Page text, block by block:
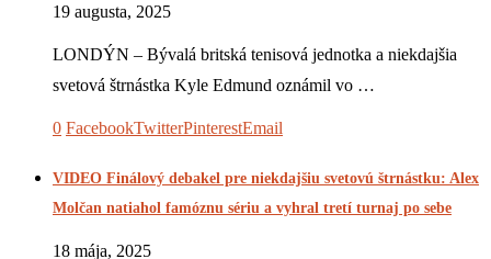
19 augusta, 2025
LONDÝN – Bývalá britská tenisová jednotka a niekdajšia
svetová štrnástka Kyle Edmund oznámil vo …
0 FacebookTwitterPinterestEmail
VIDEO Finálový debakel pre niekdajšiu svetovú štrnástku: Alex
Molčan natiahol famóznu sériu a vyhral tretí turnaj po sebe
18 mája, 2025